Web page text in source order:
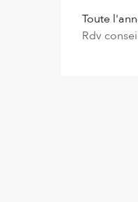
Toute
Rdv